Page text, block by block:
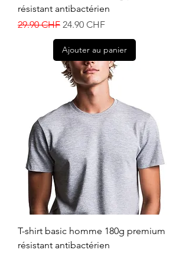
résistant antibactérien
Prix original
29.90 CHF Prix promotionnel
24.90 CHF
Ajouter au panier
T-shirt basic homme 180g premium
résistant antibactérien